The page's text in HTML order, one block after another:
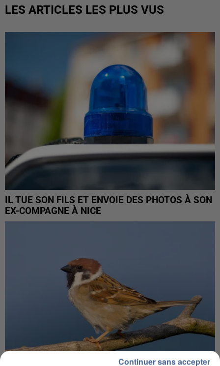
LES ARTICLES LES PLUS VUS
IL TUE SON FILS ET ENVOIE DES PHOTOS À SON
EX-COMPAGNE À NICE
Continuer sans accepter